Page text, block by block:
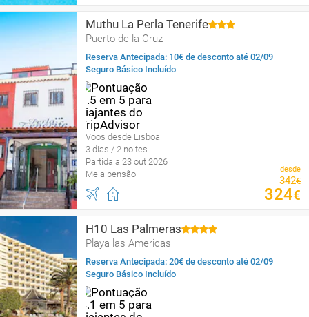
Muthu La Perla Tenerife
Puerto de la Cruz
Reserva Antecipada: 10€ de desconto até 02/09
Seguro Básico Incluído
Voos desde Lisboa
3 dias / 2 noites
Partida a 23 out 2026
Meia pensão
desde
342€
324€
H10 Las Palmeras
Playa las Americas
Reserva Antecipada: 20€ de desconto até 02/09
Seguro Básico Incluído